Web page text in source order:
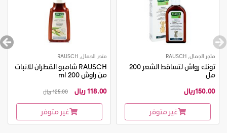
متجر الجمال, RAUSCH
تونك رواش لتساقط الشعر 200
مل
150.00ريال
غير متوفر
متجر الجمال, RAUSCH
RAUSCH شامبو القطران للانبات
من راوش 200 ml
118.00 ريال
125.00 ريال
غير متوفر